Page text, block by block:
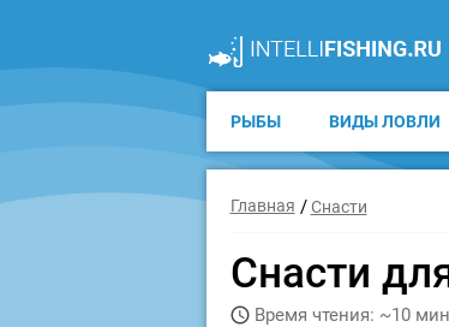
РЫБЫ ВИДЫ ЛОВЛИ
Главная Снасти
Снасти
Время чтения: ~10